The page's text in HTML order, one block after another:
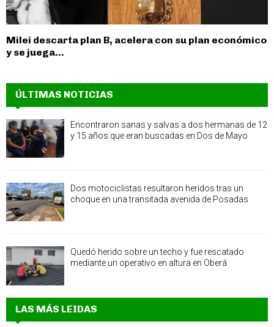
Milei descarta plan B, acelera con su plan económico
y se juega...
ÚLTIMAS NOTICIAS
Encontraron sanas y salvas a dos hermanas de 12
y 15 años que eran buscadas en Dos de Mayo
Dos motociclistas resultaron heridos tras un
choque en una transitada avenida de Posadas
Quedó herido sobre un techo y fue rescatado
mediante un operativo en altura en Oberá
LAS MÁS LEIDAS